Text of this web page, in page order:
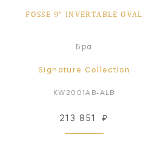
FOSSE 9" INVERTABLE OVAL
Бра
Signature Collection
KW2001AB-ALB
213 851 ₽